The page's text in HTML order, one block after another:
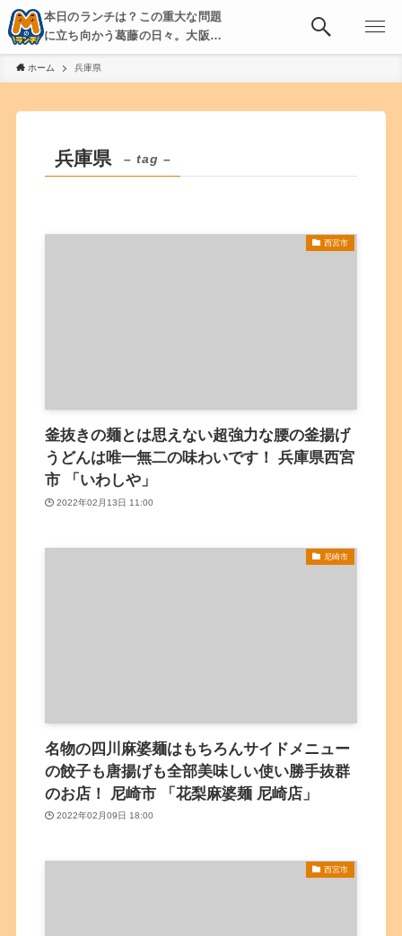
本日のランチは？この重大な問題
に立ち向かう葛藤の日々。大阪・
京都・神戸を中心とした食べ歩
き、飲み歩きを綴る。
ホーム 兵庫県
兵庫県 – tag –
西宮市
釜抜きの麺とは思えない超強力な腰の釜揚げ
うどんは唯一無二の味わいです！ 兵庫県西宮
市 「いわしや」
2022年02月13日 11:00
尼崎市
名物の四川麻婆麺はもちろんサイドメニュー
の餃子も唐揚げも全部美味しい使い勝手抜群
のお店！ 尼崎市 「花梨麻婆麺 尼崎店」
2022年02月09日 18:00
西宮市